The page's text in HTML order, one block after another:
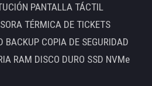
PANTALLA TÁCTIL
TÉRMICA DE TICKETS
BACKUP COPIA DE SEGURIDAD
RAM DISCO DURO SSD NVMe